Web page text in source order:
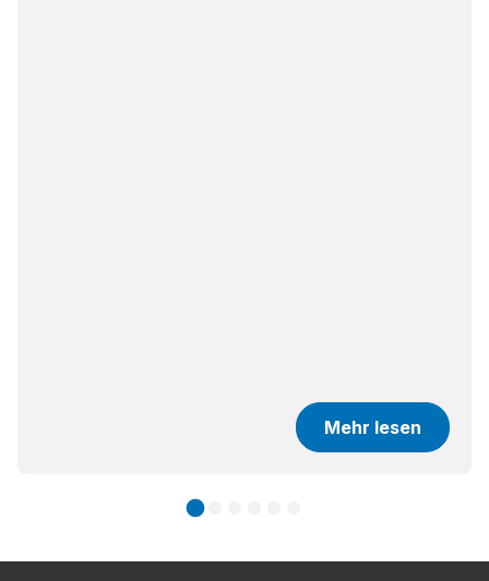
Mehr lesen